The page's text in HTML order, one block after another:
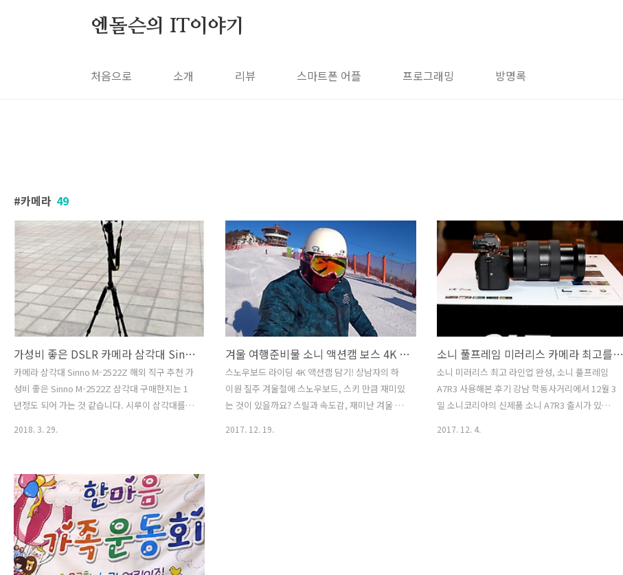
엔돌슨의 IT이야기
처음으로 소개 리뷰 스마트폰 어플 프로그래밍 방명록
카메라 49
가성비 좋은 DSLR 카메라 삼각대 Sinno M-2522Z 해외 직구 추천
카메라 삼각대 Sinno M-2522Z 해외 직구 추천 가
성비 좋은 Sinno M-2522Z 삼각대 구매한지는 1
년정도 되어 가는 것 같습니다. 시루이 삼각대를
삼각대였습니다. 중국산이라 믿을 수 있을까 하는
생각도 들었지만, 시루이 삼각대처럼 돌려서 접는
타입이라 빠르게 접고 펼 수 있었고, 1kg의 가벼운
무게, 3봉, 1봉까지 원하는 받침대 지원, 수평계 지
원, 접었을 때 편하게 접을 수 있어 좋았습니다. 미
국 여행할 때 카메라 삼각대로 Sinno M-2522Z 을
가져갔었습니다. 휴대성과 사용성에서 아직 고장
2018. 3. 29.
겨울 여행준비물 소니 액션캠 보스 4K 영상 담기! 상남자의 하이원 질주 (feat. FDR-X3000)
스노우보드 라이딩 4K 액션캠 담기! 상남자의 하
이원 질주 겨울철에 스노우보드, 스키 만큼 재미있
는 것이 있을까요? 스릴과 속도감, 재미난 겨울 추
2017. 12. 19.
소니 풀프레임 미러리스 카메라 최고를 만난다, 소니 A7R3 사용해본 후기 그리고 스펙, 가격
소니 미러리스 최고 라인업 완성, 소니 풀프레임
A7R3 사용해본 후기 강남 학동사거리에서 12월 3
일 소니코리아의 신제품 소니 A7R3 출시가 있었
2017. 12. 4.